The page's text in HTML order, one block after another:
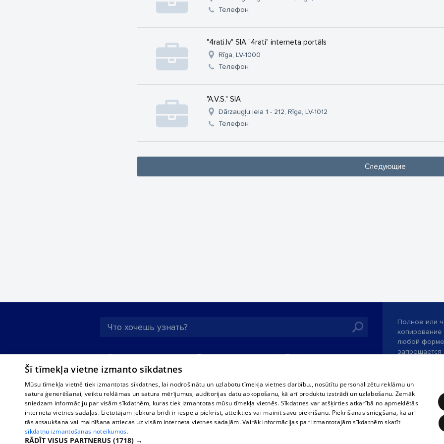
Телефон
"4rati.lv" SIA "4rati" interneta portāls
Rīga, LV-1000
Телефон
"A.V.S." SIA
Dārzaugļu iela 1 - 212, Rīga, LV-1012
Телефон
Следующие
О нас
Реклама
Для бизнеса
Тарифы
Политика
конфиденциальности
Настройки cookie
Предприятия
Bus tickets
Train tickets
В кинотеатрах
Условия договора
360 Ziņas kontakti
Полное или
копирование
любой форме
запрещается
Служба
Разработано
Šī tīmekļa vietne izmanto sīkdatnes
Mūsu tīmekļa vietnē tiek izmantotas sīkdatnes, lai nodrošinātu un uzlabotu tīmekļa vietnes darbību., nosūtītu personalizētu reklāmu un
satura ģenerēšanai, veiktu reklāmas un satura mērījumus, auditorijas datu apkopošanu, kā arī produktu izstrādi un uzlabošanu. Zemāk
sniedzam informāciju par visām sīkdatnēm, kuras tiek izmantotas mūsu tīmekļa vietnēs. Sīkdatnes var atšķirties atkarībā no apmeklētās
interneta vietnes sadaļas. Lietotājam jebkurā brīdī ir iespēja piekrist, atteikties vai mainīt savu piekrišanu. Piekrišanas sniegšana, kā arī
tās atsaukšana vai mainīšana attiecas uz visām interneta vietnes sadaļām. Vairāk informācijas par izmantotajām sīkdatnēm skatīt
sīkdatņu izmantošanas noteikumos.
RĀDĪT VISUS PARTNERUS (1718) →